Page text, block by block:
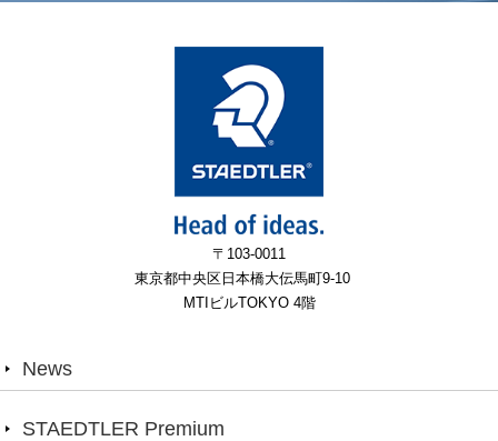
〒103-0011
東京都中央区日本橋大伝馬町9-10
MTIビルTOKYO 4階
News
STAEDTLER Premium